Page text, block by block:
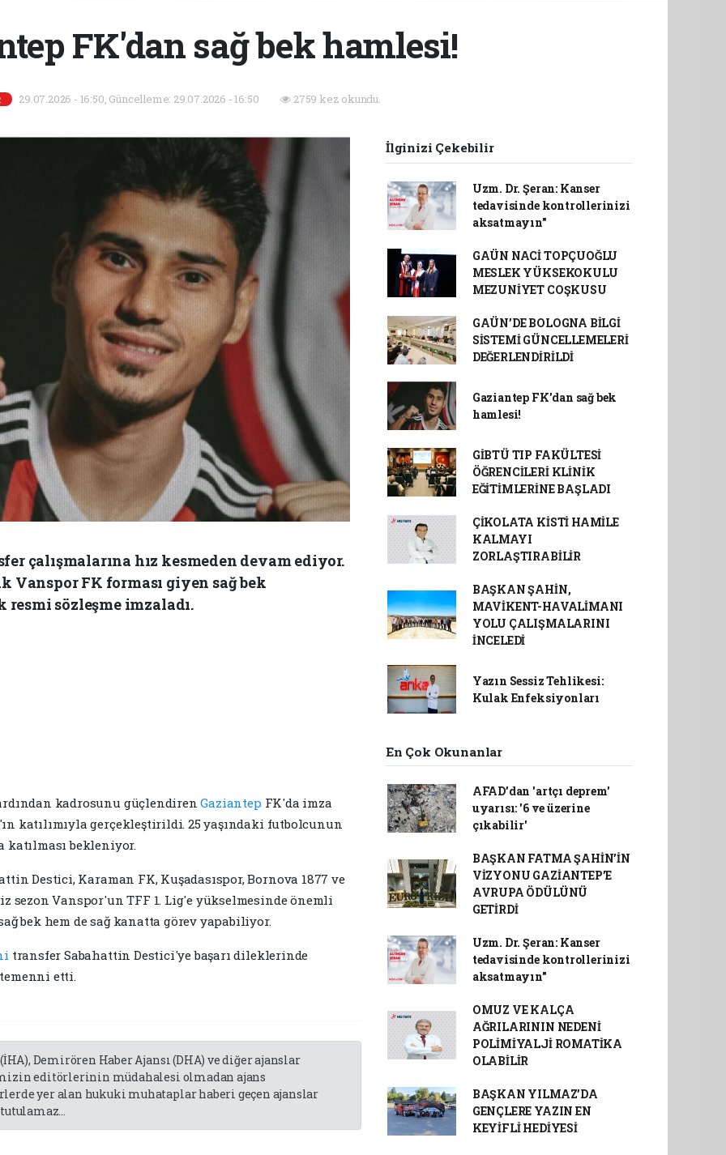
FK'dan sağ bek hamlesi!
29.07.2026 - 16:50, Güncelleme: 29.07.2026 - 16:50 2759 kez okundu.
çalışmalarına hız kesmeden devam ediyor.
Vanspor FK forması giyen sağ bek
resmi sözleşme imzaladı.
kadrosunu güçlendirenGaziantep FK'da imza
katılımıyla gerçekleştirildi. 25 yaşındaki futbolcunun
katılması bekleniyor.
Destici, Karaman FK, Kuşadasıspor, Bornova 1877 ve
sezon Vanspor'un TFF 1. Lig'e yükselmesinde önemli
bek hem de sağ kanatta görev yapabiliyor.
transfer Sabahattin Destici'ye başarı dileklerinde
etti.
Demirören Haber Ajansı (DHA) ve diğer ajanslar
editörlerinin müdahalesi olmadan ajans
yer alan hukuki muhataplar haberi geçen ajanslar
İlginizi Çekebilir
Uzm. Dr. Şeran: Kanser
tedavisinde kontrollerinizi
aksatmayın"
GAÜN NACİ TOPÇUOĞLU
MESLEK YÜKSEKOKULU
MEZUNİYET COŞKUSU
GAÜN’DE BOLOGNA BİLGİ
SİSTEMİ GÜNCELLEMELERİ
DEĞERLENDİRİLDİ
Gaziantep FK'dan sağ bek
hamlesi!
GİBTÜ TIP FAKÜLTESİ
ÖĞRENCİLERİ KLİNİK
EĞİTİMLERİNE BAŞLADI
ÇİKOLATA KİSTİ HAMİLE
KALMAYI
ZORLAŞTIRABİLİR
BAŞKAN ŞAHİN,
MAVİKENT-HAVALİMANI
YOLU ÇALIŞMALARINI
İNCELEDİ
Yazın Sessiz Tehlikesi:
Kulak Enfeksiyonları
En Çok Okunanlar
AFAD’dan 'artçı deprem'
uyarısı: '6 ve üzerine
çıkabilir'
BAŞKAN FATMA ŞAHİN’İN
VİZYONU GAZİANTEP’E
AVRUPA ÖDÜLÜNÜ
GETİRDİ
Uzm. Dr. Şeran: Kanser
tedavisinde kontrollerinizi
aksatmayın"
OMUZ VE KALÇA
AĞRILARININ NEDENİ
POLİMİYALJİ ROMATİKA
OLABİLİR
BAŞKAN YILMAZ’DA
GENÇLERE YAZIN EN
KEYİFLİ HEDİYESİ